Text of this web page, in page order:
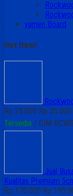
yumen Board
Hot Item!
Rp 25.000 Rp 35.000
Tersedia / GIM-
Jual
Kualitas Premium
Rp 170.000 Rp